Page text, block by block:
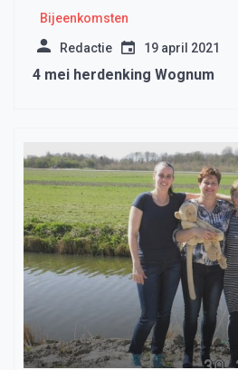
Bijeenkomsten
Redactie 19 april 2021
4 mei herdenking Wognum